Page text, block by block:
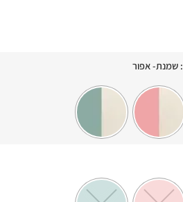
: שמנת- אפור